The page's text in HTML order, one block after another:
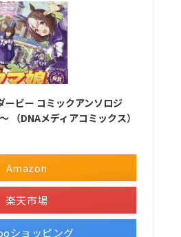
ービー コミックアンソロジ
DNAメディアコミックス）
Amazon
楽天市場
ショッピング